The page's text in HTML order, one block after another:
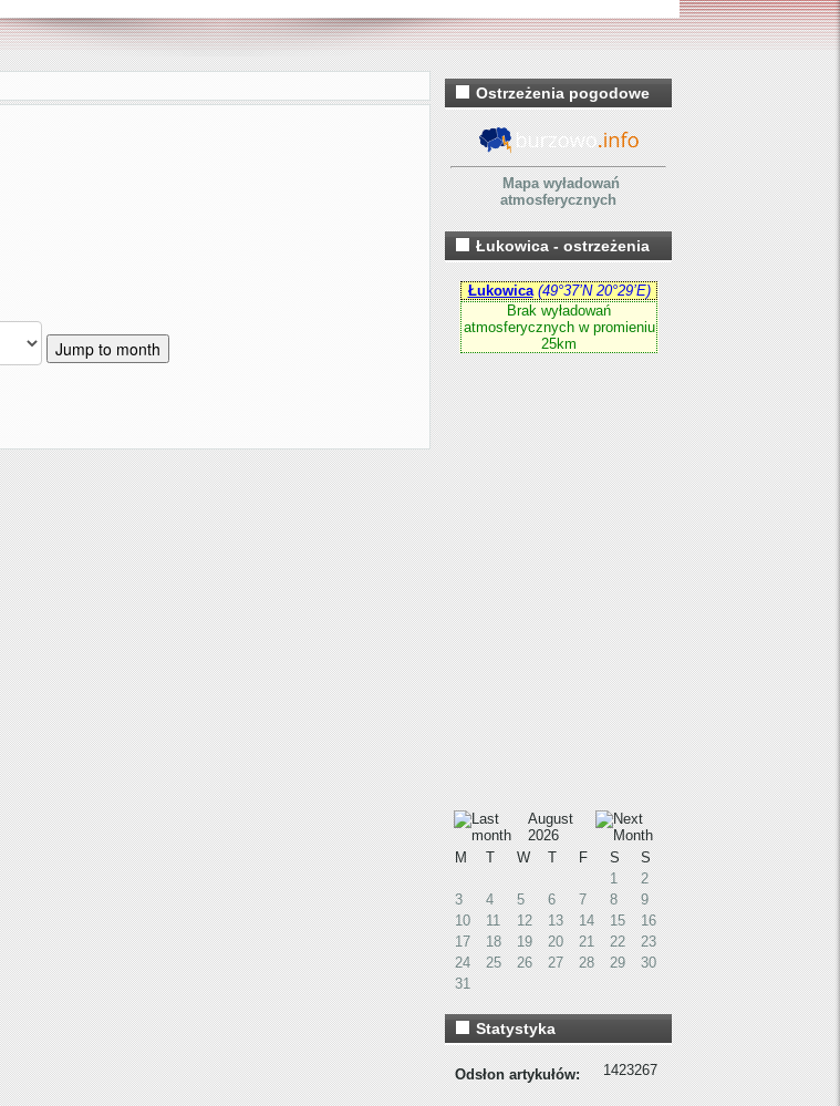
Jump to month
Ostrzeżenia pogodowe
Mapa wyładowań
atmosferycznych
Łukowica - ostrzeżenia
August
2026
M
T W T F S
S
1
2
3
4 5 6 7 8
9
10
11 12 13 14 15
16
17
18 19 20 21 22
23
24
25 26 27 28 29
30
31
Statystyka
Odsłon artykułów: 1423267